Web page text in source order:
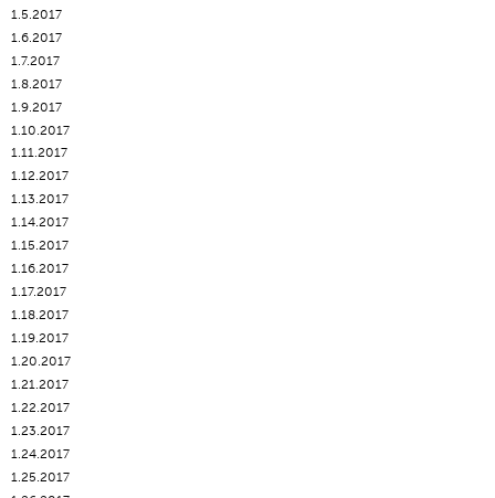
1.5.2017
1.6.2017
1.7.2017
1.8.2017
1.9.2017
1.10.2017
1.11.2017
1.12.2017
1.13.2017
1.14.2017
1.15.2017
1.16.2017
1.17.2017
1.18.2017
1.19.2017
1.20.2017
1.21.2017
1.22.2017
1.23.2017
1.24.2017
1.25.2017